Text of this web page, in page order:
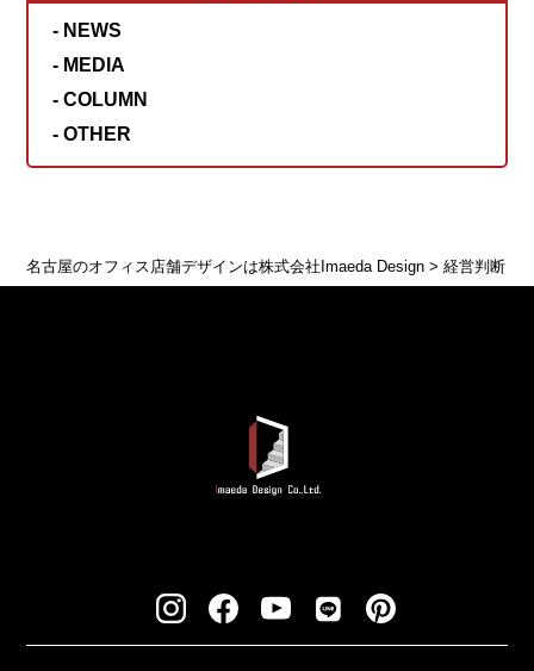
- NEWS
- MEDIA
- COLUMN
- OTHER
名古屋のオフィス店舗デザインは株式会社Imaeda Design >経営判断